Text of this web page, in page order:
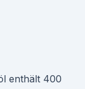
enthält 400